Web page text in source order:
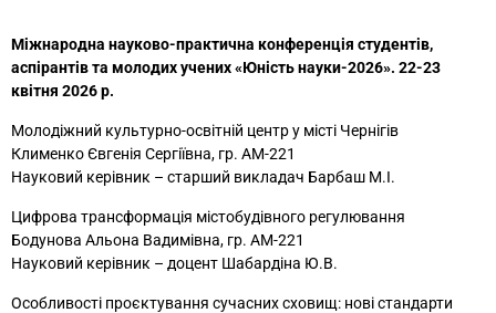
Міжнародна науково-практична конференція студентів,
аспірантів та молодих учених «Юність науки-2026». 22-23
квітня 2026р.
Молодіжний культурно-освітній центр у місті Чернігів
Клименко Євгенія Сергіївна, гр. АМ-221
Науковий керівник – старший викладач Барбаш М.І.
Цифрова трансформація містобудівного регулювання
Бодунова Альона Вадимівна, гр. АМ-221
Науковий керівник – доцент Шабардіна Ю.В.
Особливості проєктування сучасних сховищ: нові стандарти